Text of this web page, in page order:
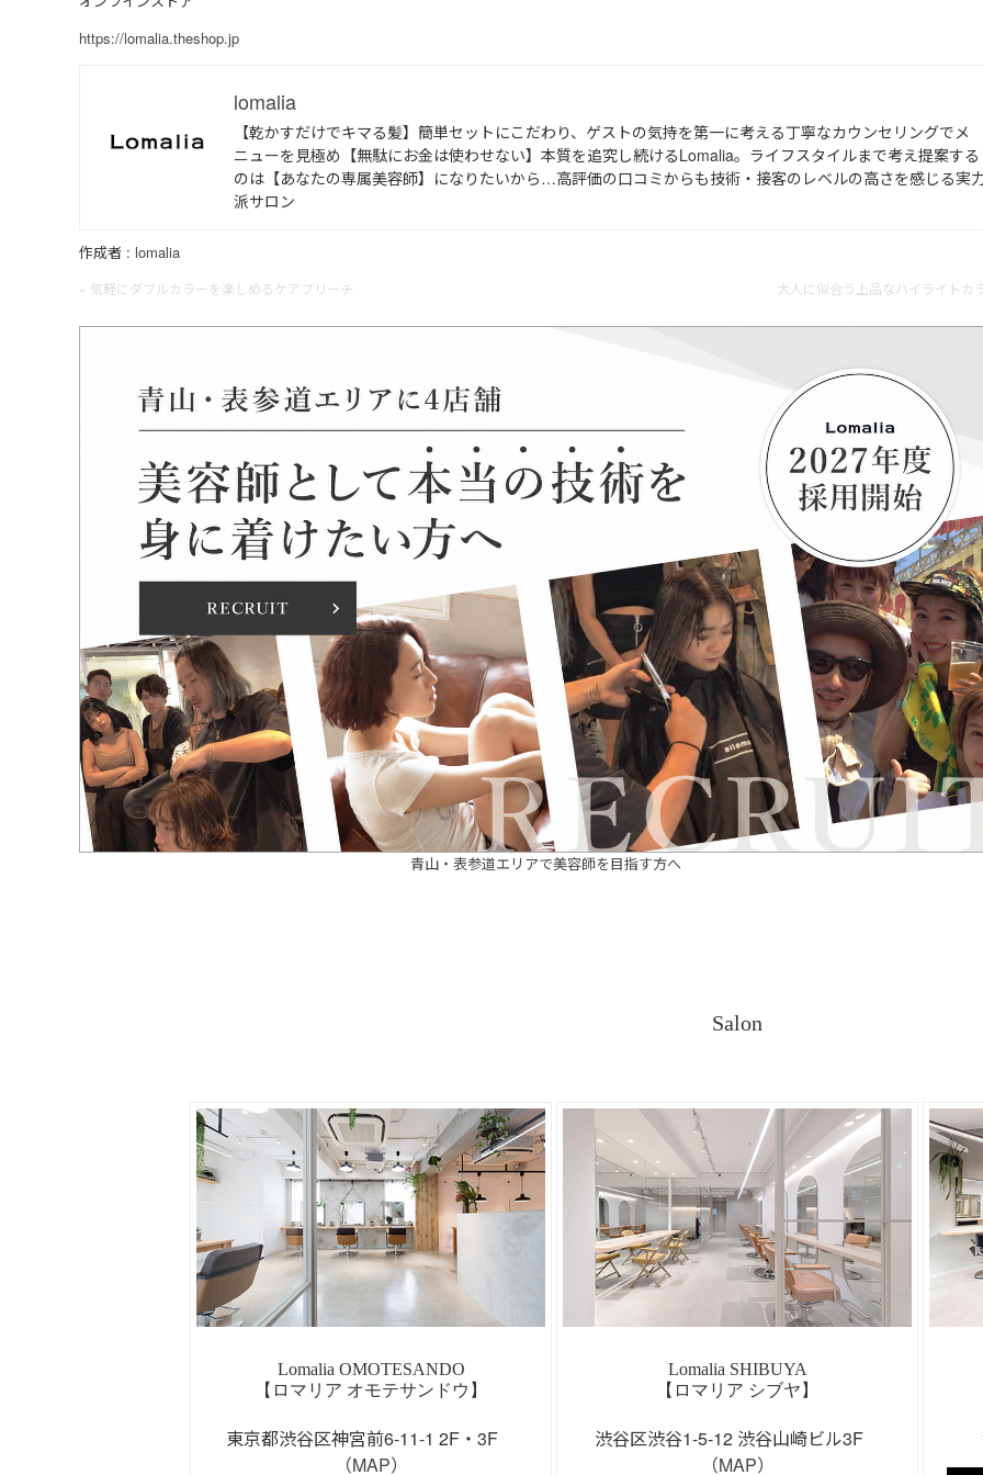
https://lomalia.theshop.jp
lomalia
【乾かすだけでキマる髪】簡単セットにこだわり、ゲストの気持を第一に考える丁寧なカウンセリングでメ
ニューを見極め【無駄にお金は使わせない】本質を追究し続けるLomalia。ライフスタイルまで考え提案する
のは【あなたの専属美容師】になりたいから…高評価の口コミからも技術・接客のレベルの高さを感じる実
派サロン
作成者 : lomalia
« 気軽にダブルカラーを楽しめるケアブリーチ 大人に似合う上品なハイライトカ
青山・表参道エリアで美容師を目指す方へ
Salon
Lomalia OMOTESANDO
【ロマリア オモテサンドウ】
東京都渋谷区神宮前6-11-1 2F・3F
（MAP）
Lomalia SHIBUYA
【ロマリア シブヤ】
渋谷区渋谷1-5-12 渋谷山崎ビル3F
（MAP）